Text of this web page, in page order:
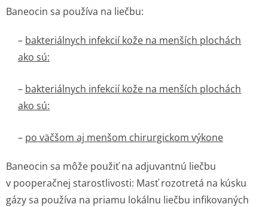
Baneocin sa používa na liečbu:
– bakteriálnych infekcií kože na menších plochách
ako sú:
– bakteriálnych infekcií kože na menších plochách
ako sú:
– po väčšom aj menšom chirurgickom výkone
Baneocin sa môže použiť na adjuvantnú liečbu
v pooperačnej starostlivosti: Masť rozotretá na kúsku
gázy sa používa na priamu lokálnu liečbu infikovaných